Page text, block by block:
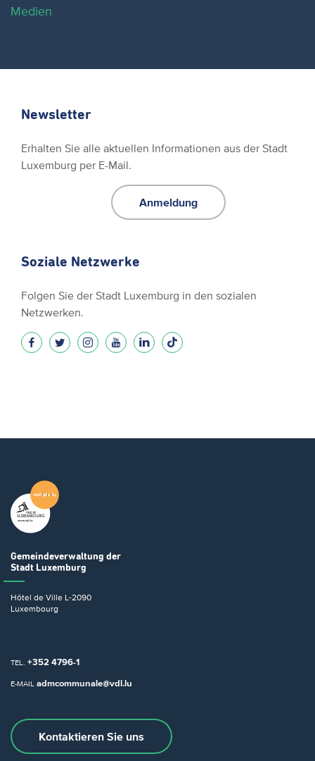
Medien
Newsletter
Erhalten Sie alle aktuellen Informationen aus der Stadt
Luxemburg per E-Mail.
Anmeldung
Soziale Netzwerke
Folgen Sie der Stadt Luxemburg in den sozialen
Netzwerken.
Gemeindeverwaltung der
Stadt Luxemburg
Hôtel de Ville L-2090
Luxembourg
TEL. +352 4796-1
E-MAIL admcommunale@vdl.lu
Kontaktieren Sie uns